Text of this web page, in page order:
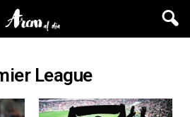
League